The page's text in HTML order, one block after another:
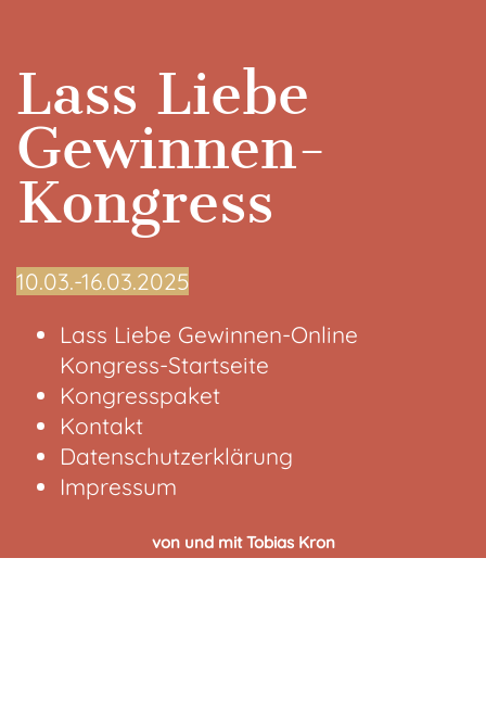
Lass Liebe
Gewinnen-
Kongress
10.03.-16.03.2025
Lass Liebe Gewinnen-Online
Kongress-Startseite
Kongresspaket
Kontakt
Datenschutzerklärung
Impressum
von und mit Tobias Kron